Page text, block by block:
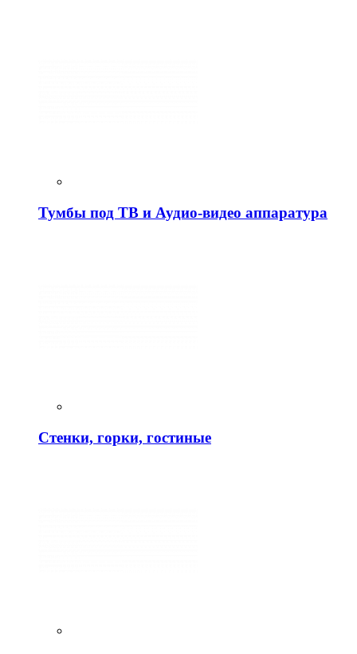
Тумбы под ТВ и Аудио-видео аппаратура
Стенки, горки, гостиные